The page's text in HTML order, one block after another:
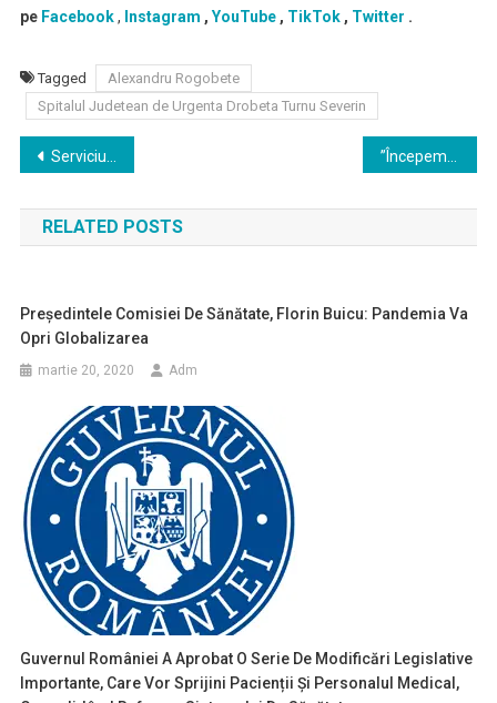
pe Facebook, Instagram , YouTube, TikTok, Twitter .
Tagged
Alexandru Rogobete
Spitalul Judetean de Urgenta Drobeta Turnu Severin
Navigare
în
articole
Serviciul de Ambulanță București-Ilfov angajeaza medici specialisti medicină de urgență si medici specialisti specialitatea pediatrie
RELATED POSTS
Preşedintele Comisiei De Sănătate, Florin Buicu: Pandemia Va
Opri Globalizarea
martie 20, 2020 Adm
Guvernul României A Aprobat O Serie De Modificări Legislative
Importante, Care Vor Sprijini Pacienții Și Personalul Medical,